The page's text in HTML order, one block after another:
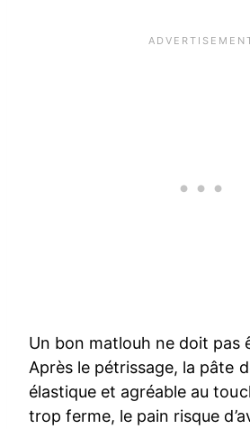
Un bon matlouh ne doit pas
Après le pétrissage, la pâte
élastique et agréable au
trop ferme, le pain risque